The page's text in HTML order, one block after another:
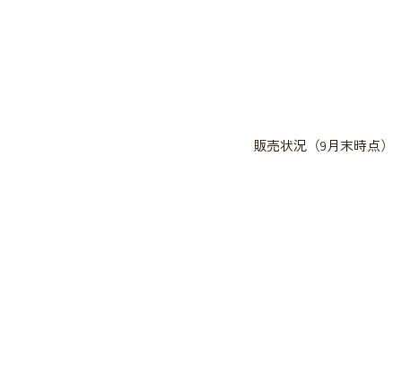
販売状況（9月末時点）